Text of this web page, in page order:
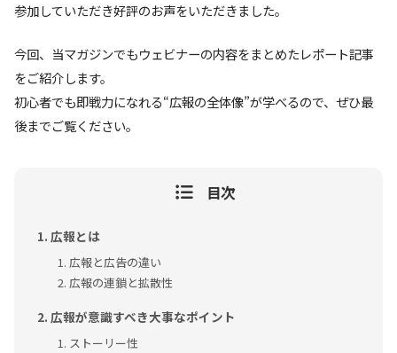
参加していただき好評のお声をいただきました。
今回、当マガジンでもウェビナーの内容をまとめたレポート記事
をご紹介します。
初心者でも即戦力になれる“広報の全体像”が学べるので、ぜひ最
後までご覧ください。
目次
広報とは
広報と広告の違い
広報の連鎖と拡散性
広報が意識すべき大事なポイント
ストーリー性